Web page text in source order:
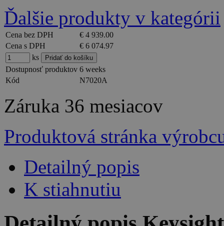
Ďalšie produkty v kategórii
Cena bez DPH
€ 4 939.00
Cena s DPH
€ 6 074.97
ks
Dostupnosť produktov 6 weeks
Kód
N7020A
Záruka 36 mesiacov
Produktová stránka
Detailný popis
K stiahnutiu